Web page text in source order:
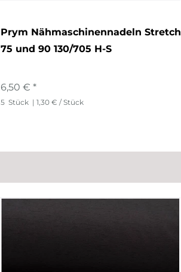
Prym Nähmaschinennadeln Stretch
75 und 90 130/705 H-S
6,50 € *
5 Stück | 1,30 € / Stück